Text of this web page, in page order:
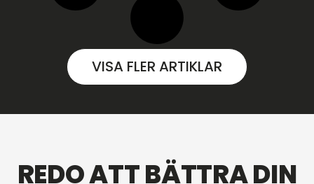
VISA FLER ARTIKLAR
REDO ATT BÄTTRA DIN